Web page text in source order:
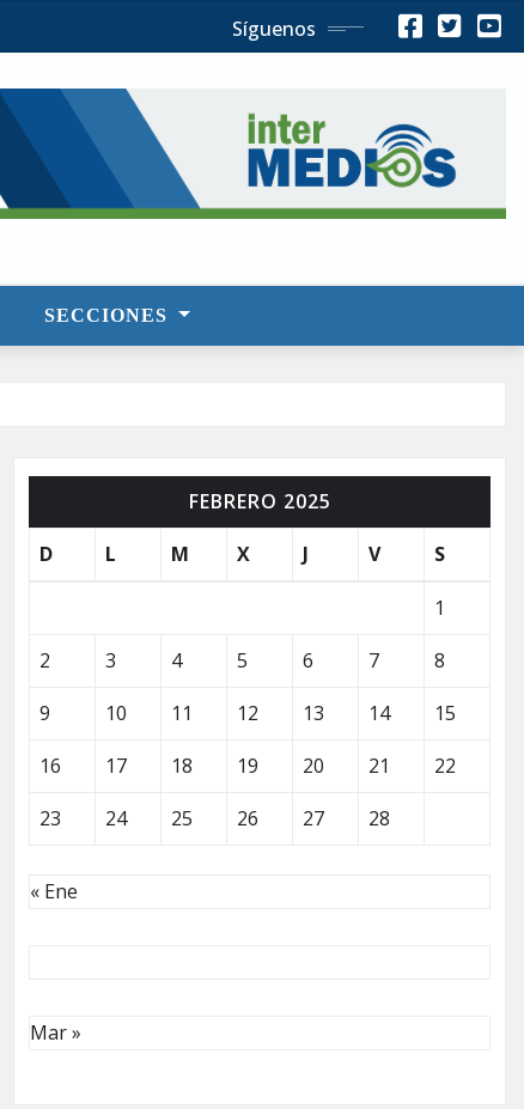
Síguenos
SECCIONES
FEBRERO 2025
D
L M X J V S
1
2
3 4 5 6 7
8
9
10 11 12 13 14
15
16
17 18 19 20 21
22
23
24 25 26 27 28
« Ene
Mar »